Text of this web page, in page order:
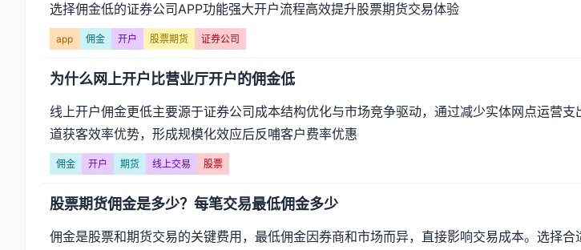
选择佣金低的证券公司APP功能强大开户流程高效提升股票期货交易体验
app 佣金 开户 股票期货 证券公司
为什么网上开户比营业厅开户的佣金低
线上开户佣金更低主要源于证券公司成本结构优化与市场竞争驱动，通过减少实体网点运营
道获客效率优势，形成规模化效应后反哺客户费率优惠
佣金 开户 期货 线上交易 股票
股票期货佣金是多少？每笔交易最低佣金多少
佣金是股票和期货交易的关键费用，最低佣金因券商和市场而异，直接影响交易成本。选择合